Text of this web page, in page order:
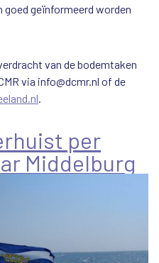
geïnformeerd worden
van de bodemtaken
via info@dcmr.nl of de
.
per
Middelburg